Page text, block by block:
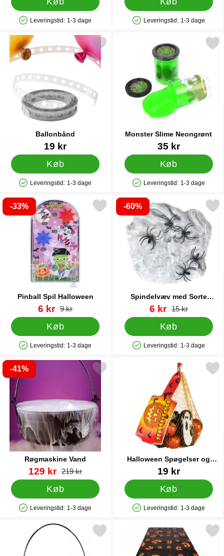
Produkttilgængelighed: På lager
Leveringstid: 1-3 dage
Produkttilgængelighed: På lager
Leveringstid: 1-3 dage
Ballonbånd
Varenr 2121119 kr
Køb
Produkttilgængelighed: På lager
Leveringstid: 1-3 dage
Markér ballonbånd som favorit
Monster Slime Neongrønt
Varenr 4451835 kr
Køb
Produkttilgængelighed: På lager
Leveringstid: 1-3 dage
Markér monster Slime
-33%
Pinball Spil Halloween
Varenr 84799pris
6 kr pris
9 kr
Køb
Produkttilgængelighed: På lager
Leveringstid: 1-3 dage
Markér pinball Spil Halloween som favorit
-60%
Spindelvæv med Sorte
Edderkopper 40g
Varenr 38697
pris
6 kr pris
15 kr
Køb
Produkttilgængelighed: På lager
Leveringstid: 1-3 dage
Markér spindelvæv med Sorte
-41%
Røgmaskine Vand
Varenr 12028
pris
129 kr pris
219 kr
Køb
Produkttilgængelighed: På lager
Leveringstid: 1-3 dage
Markér røgmaskine Vand som favorit
Halloween Spøgelser og
Græskar i Net
Varenr 3049519 kr
Køb
Produkttilgængelighed: På lager
Leveringstid: 1-3 dage
Markér halloween Spøgelser
Markér heksekedel som favoritMarkér halloween Dug